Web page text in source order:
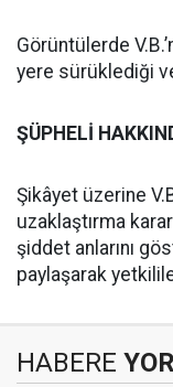
Görüntülerde
yere sürüklediği
ŞÜPHELİ
Şikâyet üzerine
uzaklaştırma
şiddet anlarını
paylaşarak
HABERE